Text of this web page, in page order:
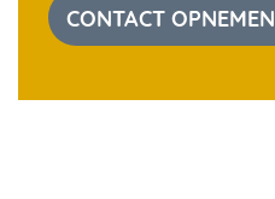
CONTACT OPNEMEN